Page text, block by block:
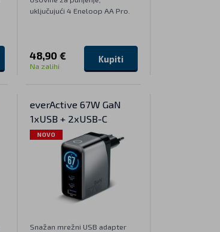
uključujući 4 Eneloop AA Pro.
48,90 €
Na zalihi
Kupiti
everActive 67W GaN
1xUSB + 2xUSB-C
NOVO
Snažan mrežni USB adapter